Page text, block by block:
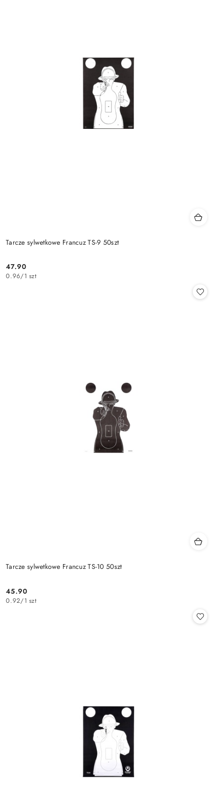
Tarcze sylwetkowe Francuz TS-9 50szt
Cena:
47.90
0.96/1 szt
Tarcze sylwetkowe Francuz TS-10 50szt
Cena:
45.90
0.92/1 szt